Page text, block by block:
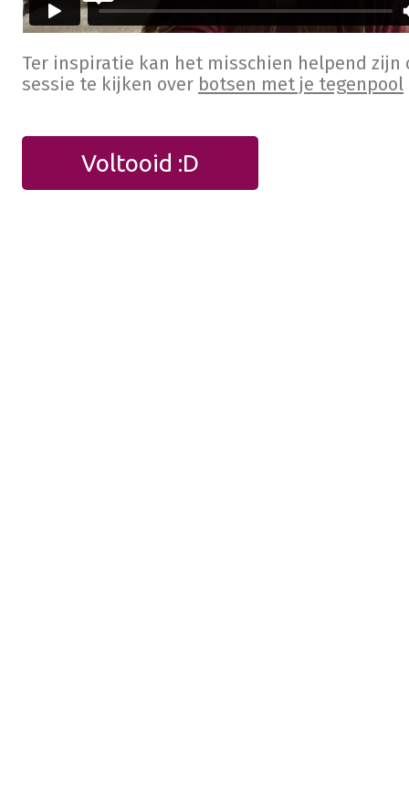
Ter inspiratie kan het misschien helpend zijn
sessie te kijken over botsen met je tegenpool
Voltooid :D